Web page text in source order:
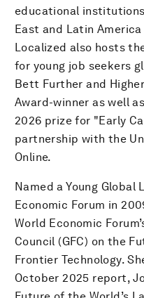
educational
East and Latin
Localized also hosts
for young job seekers
Bett Further and
Award-winner as well
2026 prize for "Early
partnership with the
Online.
Named a Young
Economic Forum in
World Economic
Council (GFC) on the
Frontier Technology.
October 2025 report,